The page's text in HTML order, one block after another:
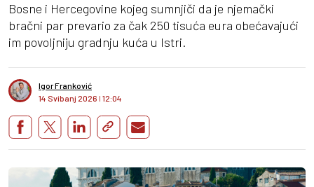
Bosne i Hercegovine kojeg sumnjiči da je njemački
bračni par prevario za čak 250 tisuća eura obećavajući
im povoljniju gradnju kuća u Istri.
Igor Franković
14 Svibanj 2026 I 12:04